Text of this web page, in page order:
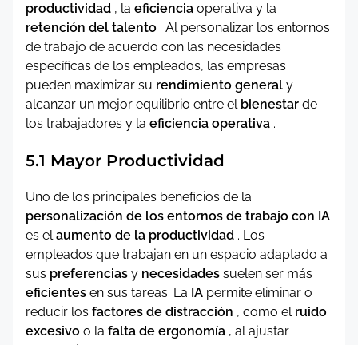
productividad , la eficiencia operativa y la
retención del talento . Al personalizar los entornos
de trabajo de acuerdo con las necesidades
específicas de los empleados, las empresas
pueden maximizar su rendimiento general y
alcanzar un mejor equilibrio entre el bienestar de
los trabajadores y la eficiencia operativa .
5.1 Mayor Productividad
Uno de los principales beneficios de la
personalización de los entornos de trabajo con IA
es elaumento de la productividad . Los
empleados que trabajan en un espacio adaptado a
sus preferencias y necesidades suelen ser más
eficientes en sus tareas. La IA permite eliminar o
reducir los factores de distracción , como el ruido
excesivo o la falta de ergonomía , al ajustar